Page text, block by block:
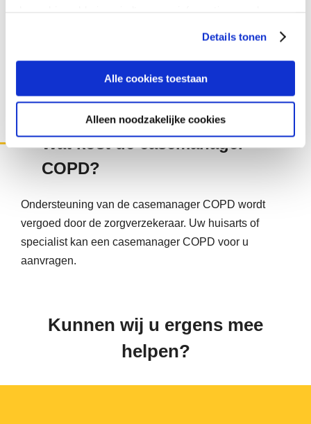
aangeven voor welk soorten cookies u wel of geen
toestemming wilt geven. Het is mogelijk dat door het
uitschakelen van bepaalde soorten cookies de
functionaliteiten op de website niet (optimaal) werken. U
Details tonen
Alle cookies toestaan
Alleen noodzakelijke cookies
Wat kost de casemanager
COPD?
Ondersteuning van de casemanager COPD wordt
vergoed door de zorgverzekeraar. Uw huisarts of
specialist kan een casemanager COPD voor u
aanvragen.
Kunnen wij u ergens mee
helpen?